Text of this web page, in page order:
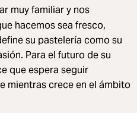
muy familiar y nos
hacemos sea fresco,
su pastelería como su
Para el futuro de su
que espera seguir
mientras crece en el ámbito